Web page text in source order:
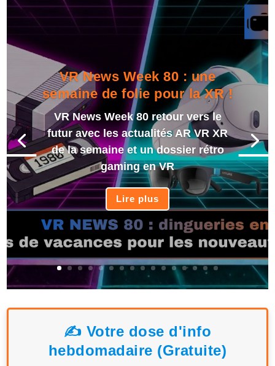
VR News Week 80 : une
semaine de folie pour la XR !
VR News Week 80 retour vers le
futur avec les actualités AR VR XR
de la semaine et un dossier rétro
gaming en VR
Lire plus
✍️ Votre dose d'info
hebdomadaire (Gratuite)